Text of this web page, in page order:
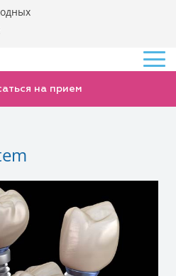
на прием